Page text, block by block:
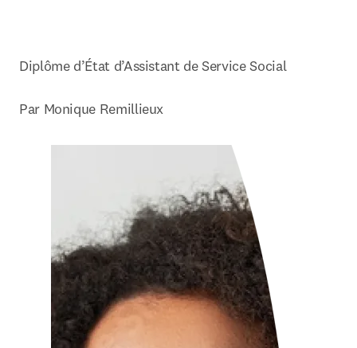
Diplôme d’État d’Assistant de Service Social
Par Monique Remillieux